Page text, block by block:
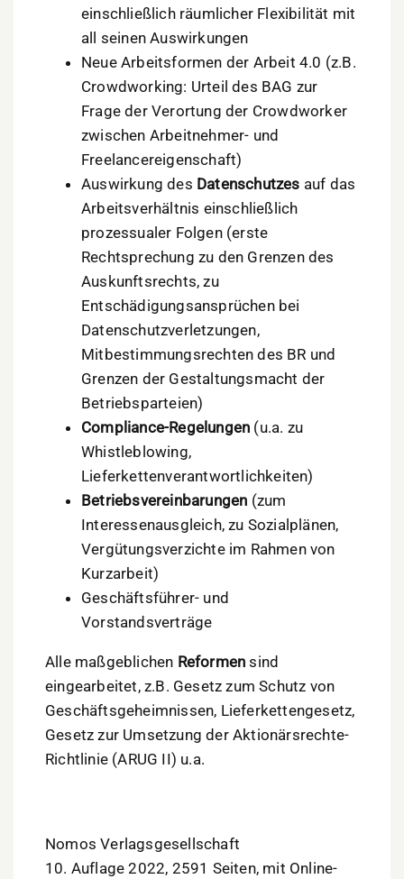
einschließlich räumlicher Flexibilität mit
all seinen Auswirkungen
Neue Arbeitsformen der Arbeit 4.0 (z.B.
Crowdworking: Urteil des BAG zur
Frage der Verortung der Crowdworker
zwischen Arbeitnehmer- und
Freelancereigenschaft)
Auswirkung des Datenschutzes auf das
Arbeitsverhältnis einschließlich
prozessualer Folgen (erste
Rechtsprechung zu den Grenzen des
Auskunftsrechts, zu
Entschädigungsansprüchen bei
Datenschutzverletzungen,
Mitbestimmungsrechten des BR und
Grenzen der Gestaltungsmacht der
Betriebsparteien)
Compliance-Regelungen (u.a. zu
Whistleblowing,
Lieferkettenverantwortlichkeiten)
Betriebsvereinbarungen (zum
Interessenausgleich, zu Sozialplänen,
Vergütungsverzichte im Rahmen von
Kurzarbeit)
Geschäftsführer- und
Vorstandsverträge
Alle maßgeblichen Reformensind
eingearbeitet, z.B. Gesetz zum Schutz von
Geschäftsgeheimnissen, Lieferkettengesetz,
Gesetz zur Umsetzung der Aktionärsrechte-
Richtlinie (ARUG II) u.a.
Nomos Verlagsgesellschaft
10. Auflage 2022, 2591 Seiten, mit Online-